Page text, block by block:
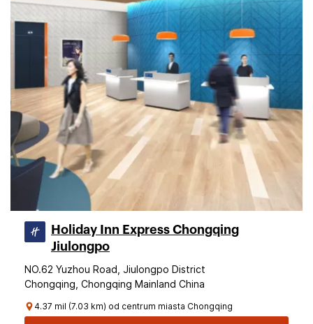
Holiday Inn Express Chongqing
Jiulongpo
NO.62 Yuzhou Road, Jiulongpo District
Chongqing, Chongqing Mainland China
4.37 mil (7.03 km) od centrum miasta Chongqing